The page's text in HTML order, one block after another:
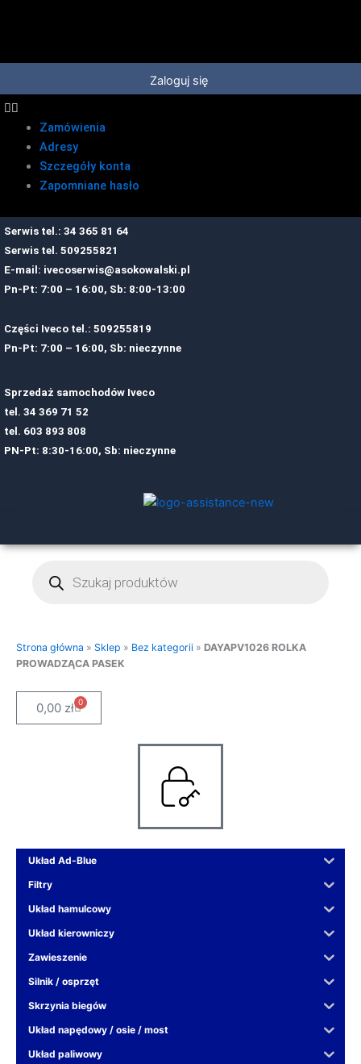
Zaloguj się
Zamówienia
Adresy
Szczegóły konta
Zapomniane hasło
Serwis tel.: 34 365 81 64
Serwis tel. 509255821
E-mail: ivecoserwis@asokowalski.pl
Pn-Pt: 7:00 – 16:00, Sb: 8:00-13:00
Części Iveco tel.: 509255819
Pn-Pt: 7:00 – 16:00, Sb: nieczynne
Sprzedaż samochodów Iveco
tel. 34 369 71 52
tel. 603 893 808
PN-Pt: 8:30-16:00, Sb: nieczynne
produktów
Strona główna » Sklep » Bez kategorii » DAYAPV1026 ROLKA
PROWADZĄCA PASEK
0,00 zł 0
Cart
Układ Ad-Blue
Filtry
Układ hamulcowy
Układ kierowniczy
Zawieszenie
Silnik / osprzęt
Skrzynia biegów
Układ napędowy / osie / most
Układ paliwowy